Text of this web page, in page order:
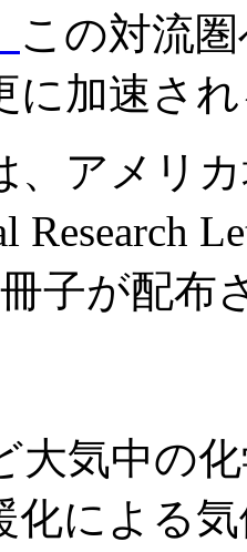
この対流
に加速さ
アメリ
Research
子が配布
気中の
化による